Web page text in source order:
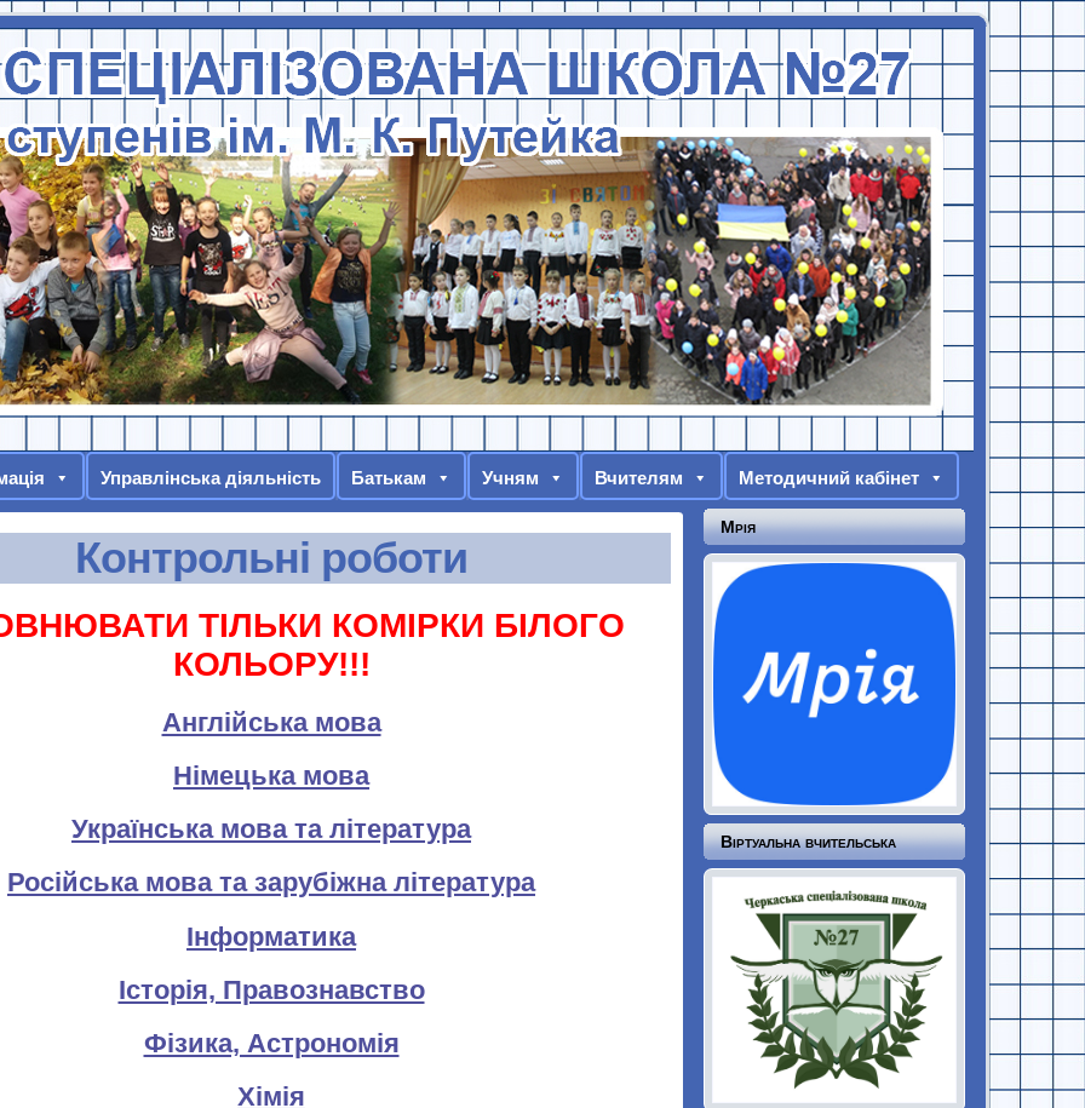
Управлінська діяльність Батькам Учням Вчителям Методичний кабінет
Контрольні роботи
ТІЛЬКИ КОМІРКИ БІЛОГО
КОЛЬОРУ!!!
Англійська мова
Німецька мова
Українська мова та література
Російська мова та зарубіжна література
Інформатика
Історія, Правознавство
Фізика, Астрономія
Хімія
Мрія
Віртуальна вчительська